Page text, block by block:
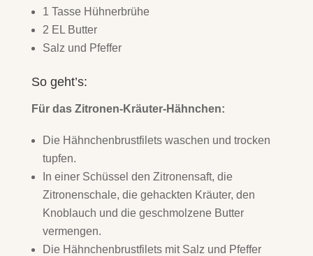
1 Tasse Hühnerbrühe
2 EL Butter
Salz und Pfeffer
So geht’s:
Für das Zitronen-Kräuter-Hähnchen:
Die Hähnchenbrustfilets waschen und trocken
tupfen.
In einer Schüssel den Zitronensaft, die
Zitronenschale, die gehackten Kräuter, den
Knoblauch und die geschmolzene Butter
vermengen.
Die Hähnchenbrustfilets mit Salz und Pfeffer